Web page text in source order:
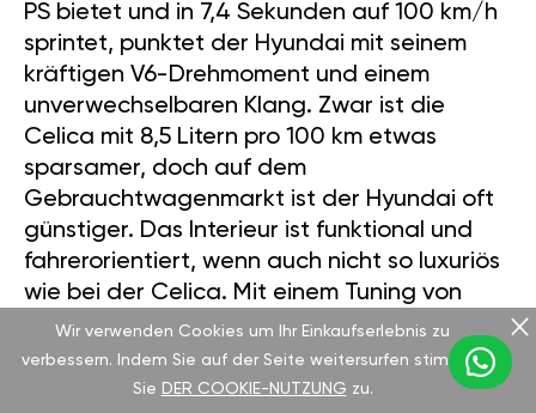
PS bietet und in 7,4 Sekunden auf 100 km/h
sprintet, punktet der Hyundai mit seinem
kräftigen V6-Drehmoment und einem
unverwechselbaren Klang. Zwar ist die
Celica mit 8,5 Litern pro 100 km etwas
sparsamer, doch auf dem
Gebrauchtwagenmarkt ist der Hyundai oft
günstiger. Das Interieur ist funktional und
fahrerorientiert, wenn auch nicht so luxuriös
wie bei der Celica. Mit einem Tuning von
GÄN kann dieses Coupé jedoch über sich
hinauswachsen.
Wir verwenden Cookies um Ihr Einkaufserlebnis zu
verbessern. Indem Sie auf der Seite weitersurfen stimmen
Sie DER COOKIE-NUTZUNG zu.